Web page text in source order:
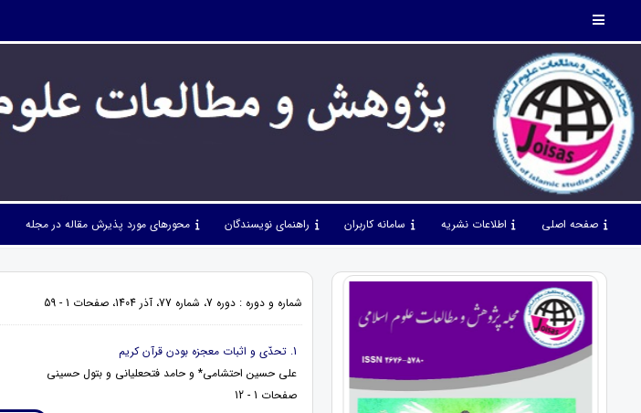
صفحه اصلی اطلاعات نشریه سامانه کاربران راهنمای نویسندگان محورهای مورد پذیرش مقاله در مجله
شماره و دوره : دوره 7، شماره 77، آذر 1404، صفحات 1 - 59
1. تحدّی و اثبات معجزه بودن قرآن کریم
علی حسین احتشامی* و حامد فتحعلیانی و بتول حسینی
صفحات 1 - 12